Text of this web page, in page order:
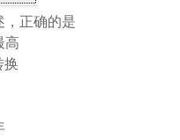
，正确的是
高
换